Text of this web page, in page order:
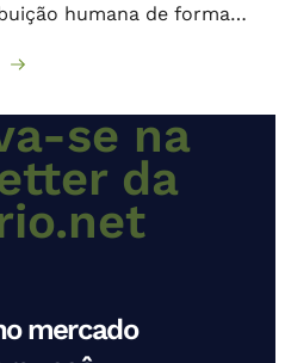
humana de forma
se na
da
mercado